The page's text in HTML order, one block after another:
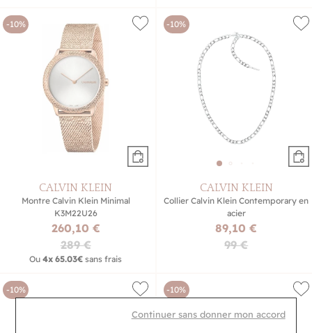
Continuer sans donner mon accord
-10%
CALVIN KLEIN
Montre Calvin Klein Minimal
K3M22U26
260,10 €
289 €
Ou4x 65.03€ sans frais
-10%
CALVIN KLEIN
Collier Calvin Klein Contemporary en
acier
89,10 €
99 €
-10% -10%